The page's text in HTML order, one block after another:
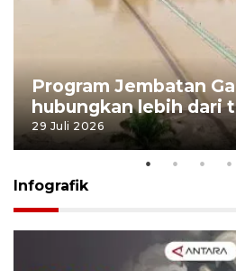
Program Jembatan
hubungkan lebih dari
29 Juli 2026
Infografik